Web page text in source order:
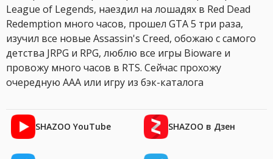
League of Legends, наездил на лошадях в Red Dead
Redemption много часов, прошел GTA 5 три раза,
изучил все новые Assassin's Creed, обожаю с самого
детства JRPG и RPG, люблю все игры Bioware и
провожу много часов в RTS. Сейчас прохожу
очередную AAA или игру из бэк-каталога
SHAZOO YouTube SHAZOO в Дзен